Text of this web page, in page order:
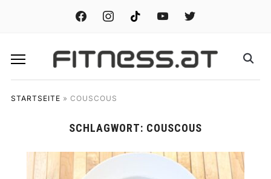
facebook instagramtiktok youtube twitter
STARTSEITE » COUSCOUS
SCHLAGWORT: COUSCOUS